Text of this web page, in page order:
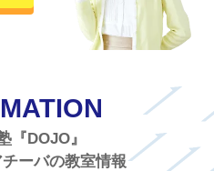
『DOJO』
ーバの教室情報